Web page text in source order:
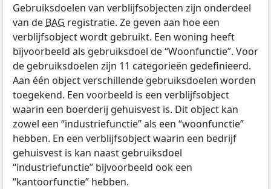
Gebruiksdoelen van verblijfsobjecten zijn onderdeel
van de BAG registratie. Ze geven aan hoe een
verblijfsobject wordt gebruikt. Een woning heeft
bijvoorbeeld als gebruiksdoel de “Woonfunctie”. Voor
de gebruiksdoelen zijn 11 categorieën gedefinieerd.
Aan één object verschillende gebruiksdoelen worden
toegekend. Een voorbeeld is een verblijfsobject
waarin een boerderij gehuisvest is. Dit object kan
zowel een “industriefunctie” als een “woonfunctie”
hebben. En een verblijfsobject waarin een bedrijf
gehuisvest is kan naast gebruiksdoel
“industriefunctie” bijvoorbeeld ook een
“kantoorfunctie” hebben.